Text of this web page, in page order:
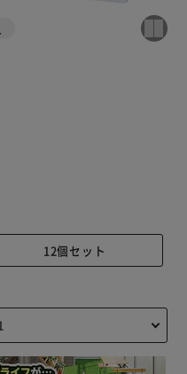
12個セット